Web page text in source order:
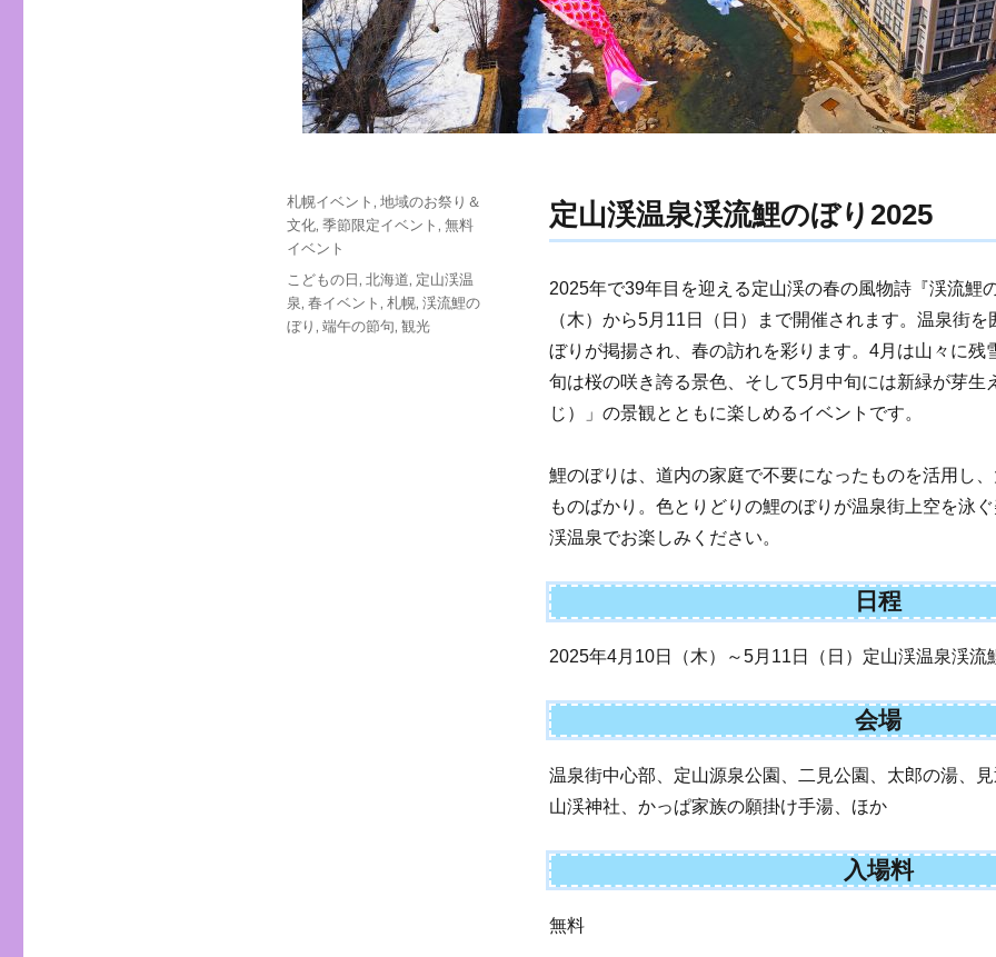
定山渓温泉渓流鯉のぼり2025
2025年で39年目を迎える定山渓の春の風物詩『渓流鯉
（木）から5月11日（日）まで開催されます。温泉街
ぼりが掲揚され、春の訪れを彩ります。4月は山々に残
旬は桜の咲き誇る景色、そして5月中旬には新緑が芽生
じ）」の景観とともに楽しめるイベントです。
鯉のぼりは、道内の家庭で不要になったものを活用し
ものばかり。色とりどりの鯉のぼりが温泉街上空を泳
渓温泉でお楽しみください。
日程
2025年4月10日（木）～5月11日（日）定山渓温泉渓流
会場
温泉街中心部、定山源泉公園、二見公園、太郎の湯、
山渓神社、かっぱ家族の願掛け手湯、ほか
入場料
無料
投
稿
日:
カ
テ
ゴ
ー
札幌イベント , 地域のお祭り＆
文化, 季節限定イベント , 無料
イベント
タ
グ
こどもの日, 北海道, 定山渓温
泉, 春イベント , 札幌, 渓流鯉の
ぼり , 端午の節句, 観光